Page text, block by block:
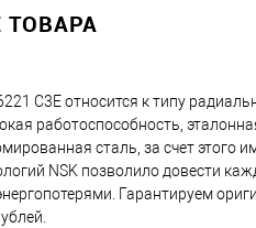
C3E относится к типу
работоспособность,
сталь, за счет этого
NSK позволило довести
Гарантируем